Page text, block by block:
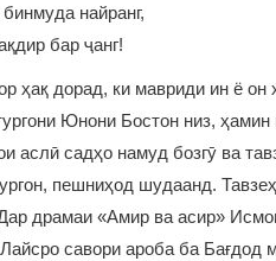
найранг,
бар ҷанг!
ҳақ дорад, ки мавриди ин ё
Юнони Бостон низ,
аслӣ садҳо намуд бозгӯ ва
пешниҳод шудаанд.
драмаи «Амир ва асир»
савори ароба ба Бағдод